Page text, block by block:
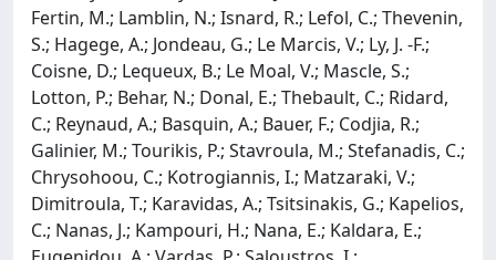
Fertin, M.; Lamblin, N.; Isnard, R.; Lefol, C.; Thevenin,
S.; Hagege, A.; Jondeau, G.; Le Marcis, V.; Ly, J. -F.;
Coisne, D.; Lequeux, B.; Le Moal, V.; Mascle, S.;
Lotton, P.; Behar, N.; Donal, E.; Thebault, C.; Ridard,
C.; Reynaud, A.; Basquin, A.; Bauer, F.; Codjia, R.;
Galinier, M.; Tourikis, P.; Stavroula, M.; Stefanadis, C.;
Chrysohoou, C.; Kotrogiannis, I.; Matzaraki, V.;
Dimitroula, T.; Karavidas, A.; Tsitsinakis, G.; Kapelios,
C.; Nanas, J.; Kampouri, H.; Nana, E.; Kaldara, E.;